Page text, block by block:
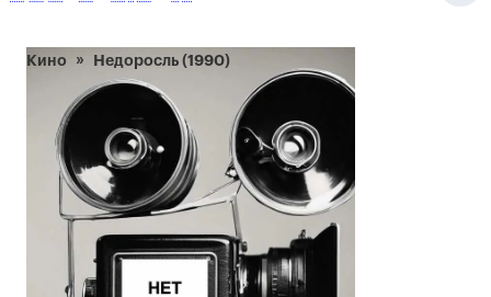
Кино Недоросль (1990)